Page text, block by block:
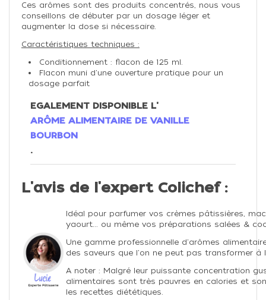
Ces arômes sont des produits concentrés, nous vous
conseillons de débuter par un dosage léger et
augmenter la dose si nécessaire.
Caractéristiques techniques :
Conditionnement : flacon de 125 ml.
Flacon muni d'une ouverture pratique pour un
dosage parfait
EGALEMENT DISPONIBLE L'
ARÔME ALIMENTAIRE DE VANILLE
BOURBON
.
L'avis de l'expert Colichef :
Idéal pour parfumer vos crèmes pâtissières,
yaourt... ou même vos préparations salées &
Une gamme professionnelle d'arômes
des saveurs que l'on ne peut pas transformer à
A noter : Malgré leur puissante concentration
alimentaires sont très pauvres en calories et
les recettes diététiques.